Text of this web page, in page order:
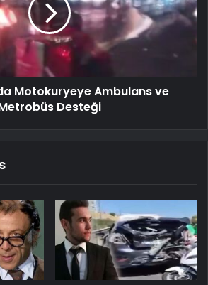
Motokuryeye Ambulans ve
Desteği